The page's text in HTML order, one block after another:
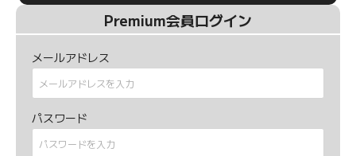
Premium会員ログイン
メールアドレス
パスワード